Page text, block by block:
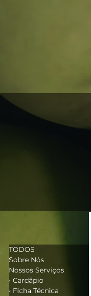
TODOS
Sobre Nós
Nossos Serviços
• Cardápio
• Ficha Técnica